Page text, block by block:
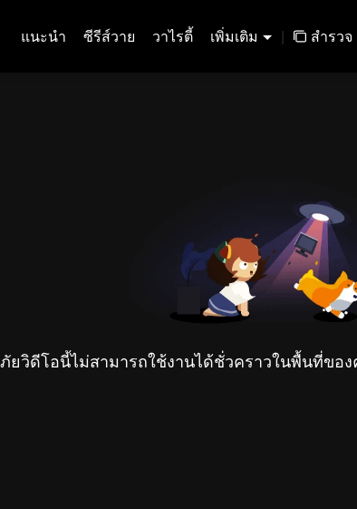
แนะนำ ซีรีส์วาย วาไรตี้ เพิ่มเติม | สำรวจ
ยวิดีโอนี้ไม่สามารถใช้งานได้ชั่วคราวในพื้นที่ขอ